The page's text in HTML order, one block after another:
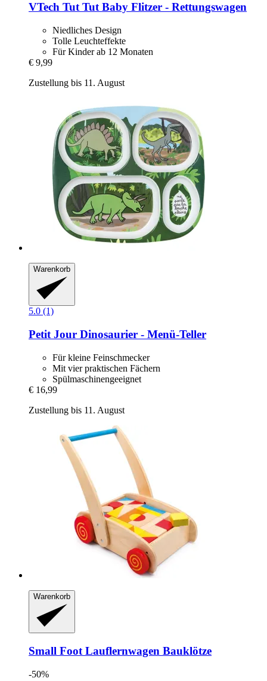
VTech Tut Tut Baby Flitzer -​ Rettungswagen
Niedliches Design
Tolle Leuchteffekte
Für Kinder ab 12 Monaten
€ 9,99
Zustellung bis 11. August
Warenkorb
5.0 (1)
Petit Jour Dinosaurier -​ Menü-​Teller
Für kleine Feinschmecker
Mit vier praktischen Fächern
Spülmaschinengeeignet
€ 16,99
Zustellung bis 11. August
Warenkorb
Small Foot Lauflernwagen Bauklötze
-50%